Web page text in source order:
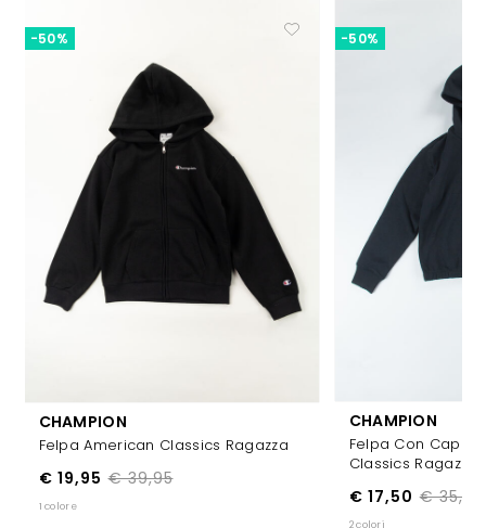
CHAMPION
Felpa American Classics Ragazza
€ 39,95
€ 19,95
-50%
1 colore
CHAMPION
Felpa Con
Classics Ragazza
€ 35,00
€ 17,50
-50%
2 colori